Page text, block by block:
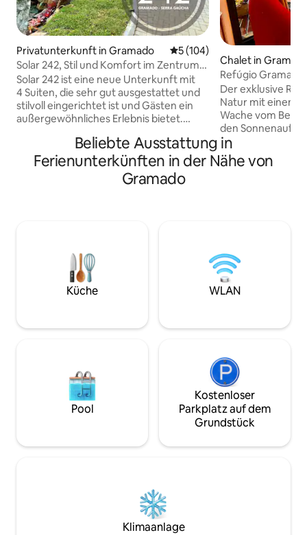
Privatunterkunft in Gramado Durchschnittliche
5 (104)
Solar 242, Stil und Komfort im Zentrum
von Gramado!
Solar 242 ist eine neue Unterkunft mit
4 Suiten, die sehr gut ausgestattet und
stilvoll eingerichtet ist und Gästen ein
außergewöhnliches Erlebnis bietet.
umweltfreundlich – es ist alles da, was
man für einen Familienausflug oder
einen Gruppenurlaub braucht. Es
verfügt über ein Spa im Freien für
untergebracht sein und in der Nähe von
allem! Flexible Check-in- und Check-
Chalet in
Refúgio
Ausblick in der
Der exklusive
Natur mit einem
Wache vom Bett
den
Tag, indem du
vom Boden am
Chalet mit Kamin
Vom Portal
der besten
Region
Innenstadt von
Beliebte Ausstattung in
Ferienunterkünften in der Nähe von
Gramado
Küche WLAN
Pool
Kostenloser
Parkplatz auf dem
Grundstück
Klimaanlage